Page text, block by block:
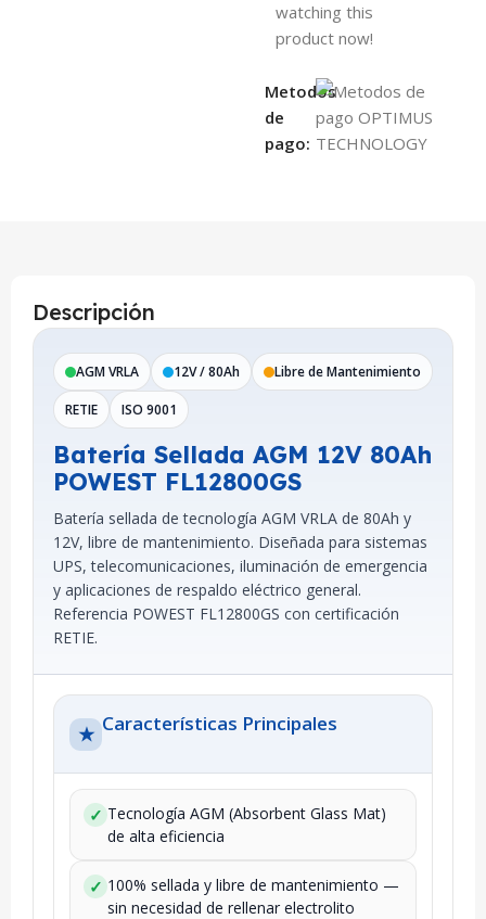
watching this
product now!
Metodos
de
pago:
Descripción
AGM VRLA 12V / 80Ah Libre de Mantenimiento
RETIE ISO 9001
Batería Sellada AGM 12V 80Ah
POWEST FL12800GS
Batería sellada de tecnología AGM VRLA de 80Ah y
12V, libre de mantenimiento. Diseñada para sistemas
UPS, telecomunicaciones, iluminación de emergencia
y aplicaciones de respaldo eléctrico general.
Referencia POWEST FL12800GS con certificación
RETIE.
★ Características Principales
✓ Tecnología AGM (Absorbent Glass Mat)
de alta eficiencia
✓ 100% sellada y libre de mantenimiento —
sin necesidad de rellenar electrolito